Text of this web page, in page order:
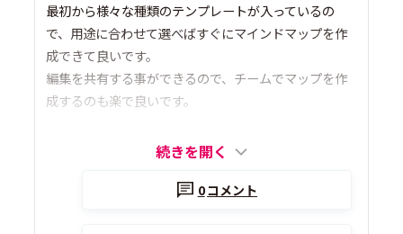
最初から様々な種類のテンプレートが入っているの
で、用途に合わせて選べばすぐにマインドマップを作
成できて良いです。
編集を共有する事ができるので、チームでマップを作
成するのも楽で良いです。
続きを開く
0コメント